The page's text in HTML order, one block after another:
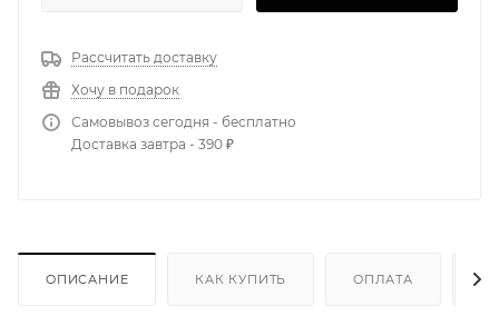
Рассчитать доставку
Хочу в подарок
Самовывоз сегодня - бесплатно
Доставка завтра - 390 ₽
ОПИСАНИЕ КАК КУПИТЬ ОПЛАТА